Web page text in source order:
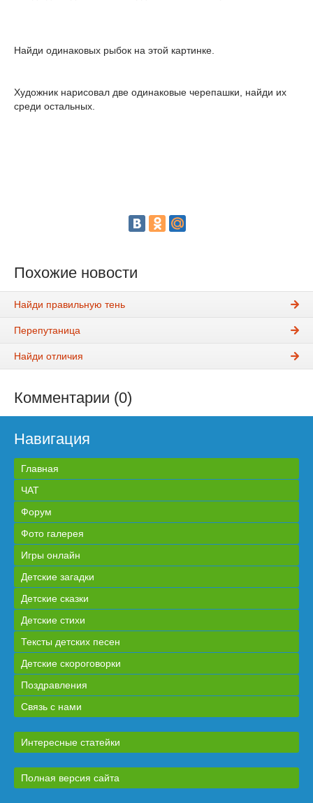
Найди одинаковых рыбок на этой картинке.
Художник нарисовал две одинаковые черепашки, найди их
среди остальных.
Похожие новости
Найди правильную тень
Перепутаница
Найди отличия
Комментарии (0)
Навигация
Главная
ЧАТ
Форум
Фото галерея
Игры онлайн
Детские загадки
Детские сказки
Детские стихи
Тексты детских песен
Детские скороговорки
Поздравления
Связь с нами
Интересные статейки
Полная версия сайта